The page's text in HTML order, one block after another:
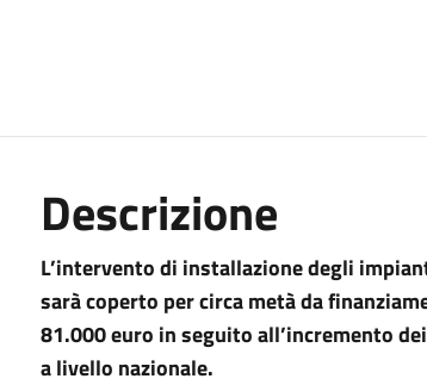
Descrizione
L’intervento di installazione degli
sarà coperto per circa metà da
81.000 euro in seguito all’incremento
a livello nazionale.